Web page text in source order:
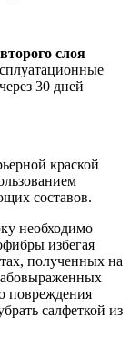
слоя
30 дней
краской
составов.
необходимо
избегая
полученных на
повреждения
салфеткой из